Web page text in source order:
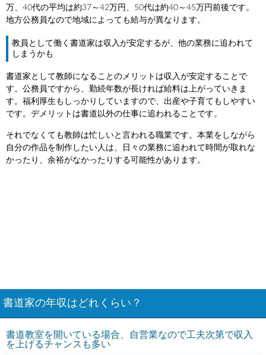
万、40代の平均は約37～42万円、50代は約40～45万円前後です。
地方公務員なので地域によっても給与が異なります。
教員として働く書道家は収入が安定するが、他の業務に追われて
しまうかも
書道家として教師になることのメリットは収入が安定することで
す。公務員ですから、勤続年数が長ければ給料は上がっていきま
す。福利厚生もしっかりしていますので、出産や子育てもしやすい
です。デメリットは書道以外の仕事に追われることです。
それでなくても教師は忙しいと言われる職業です。本業をしながら
自分の作品を制作したい人は、日々の業務に追われて時間が取れな
かったり、余裕がなかったりする可能性があります。
書道家の年収はどれくらい？
書道教室を開いている場合、自営業なので工夫次第で収入
を上げるチャンスも多い